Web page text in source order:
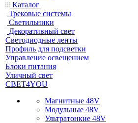
Каталог
Трековые системы
Светильники
Декоративный свет
Светодиодные ленты
Профиль для подсветки
Управление освещением
Блоки питания
Уличный свет
СВЕТ4YOU
Магнитные 48V
Модульные 48V
Ультратонкие 48V